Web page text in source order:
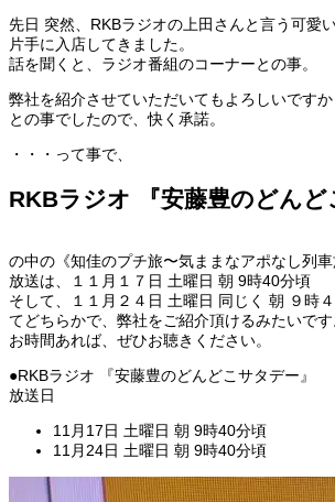
先日 突然、RKBラジオの上田さんと言う可愛
片手に入店してきました。
話を聞くと、ラジオ番組のコーナーとの事。
弊社を紹介させていただいてもよろしいですか
との事でしたので、快く承諾。
・・・って事で、
RKBラジオ 『安藤豊のどんど
の中の《知佳のプチ旅〜気ままなアポなし列車
放送は、１１月１７日 土曜日 朝 9時40分頃
そして、１１月２４日 土曜日 同じく 朝 ９時
てどちらかで、弊社をご紹介頂けるみたいです
お時間あれば、ぜひお聴きください。
●RKBラジオ 『安藤豊のどんどこサタデー』
放送日
11月17日 土曜日 朝 9時40分頃
11月24日 土曜日 朝 9時40分頃